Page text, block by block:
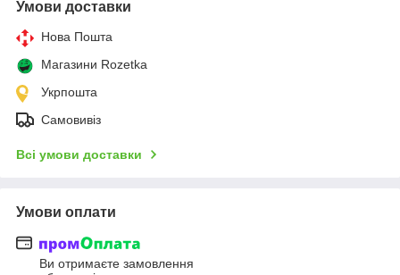
Умови доставки
Нова Пошта
Магазини Rozetka
Укрпошта
Самовивіз
Всі умови доставки
Умови оплати
Ви отримаєте замовлення